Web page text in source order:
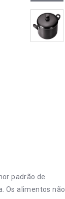
padrão de
Os alimentos não